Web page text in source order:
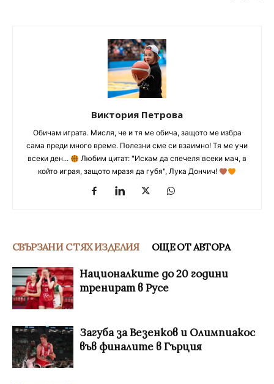
Виктория Петрова
Обичам играта. Мисля, че и тя ме обича, защото ме избра
сама преди много време. Полезни сме си взаимно! Тя ме учи
всеки ден...
Любим цитат: "Искам да спечеля всеки мач, в
който играя, защото мразя да губя", Лука Дончич!
СВЪРЗАНИ С ТЯХ ИЗДЕЛИЯ ОЩЕ ОТ АВТОРА
Националките до 20 години
тренират в Русе
Загуба за Везенков и Олимпиакос
във финалите в Гърция